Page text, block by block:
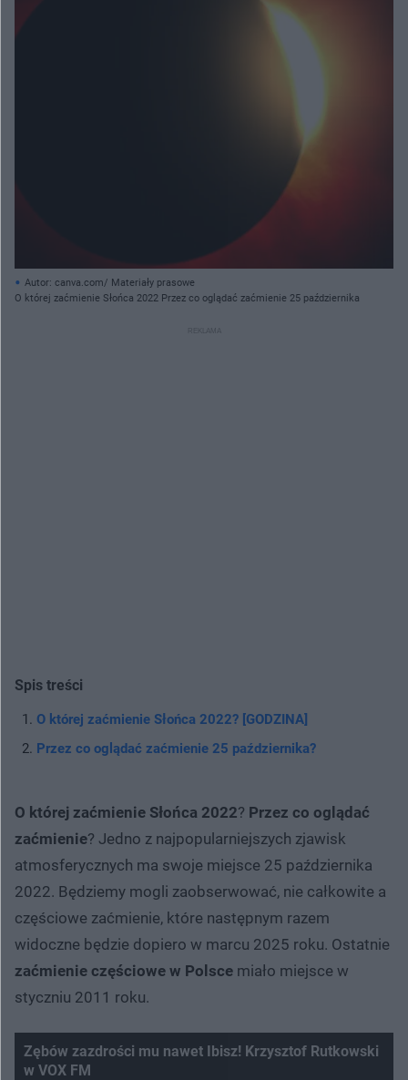
Autor: canva.com/ Materiały prasowe
O której zaćmienie Słońca 2022 Przez co oglądać zaćmienie 25 października
Spis treści
O której zaćmienie Słońca 2022? [GODZINA]
Przez co oglądać zaćmienie 25 października?
O której zaćmienie Słońca 2022? Przez co oglądać
zaćmienie? Jedno z najpopularniejszych zjawisk
atmosferycznych ma swoje miejsce 25 października
2022. Będziemy mogli zaobserwować, nie całkowite a
częściowe zaćmienie, które następnym razem
widoczne będzie dopiero w marcu 2025 roku. Ostatnie
zaćmienie częściowe w Polsce miało miejsce w
styczniu 2011 roku.
Zębów zazdrości mu nawet Ibisz! Krzysztof Rutkowski
w VOX FM